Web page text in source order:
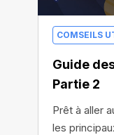
COMSEILS
Guide
Partie 2
Prêt à aller
les